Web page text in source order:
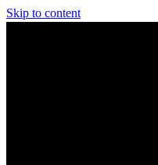
Skip to content